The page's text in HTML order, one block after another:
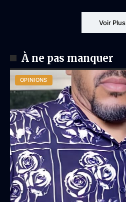
Voir Plus
À ne pas manquer
OPINIONS